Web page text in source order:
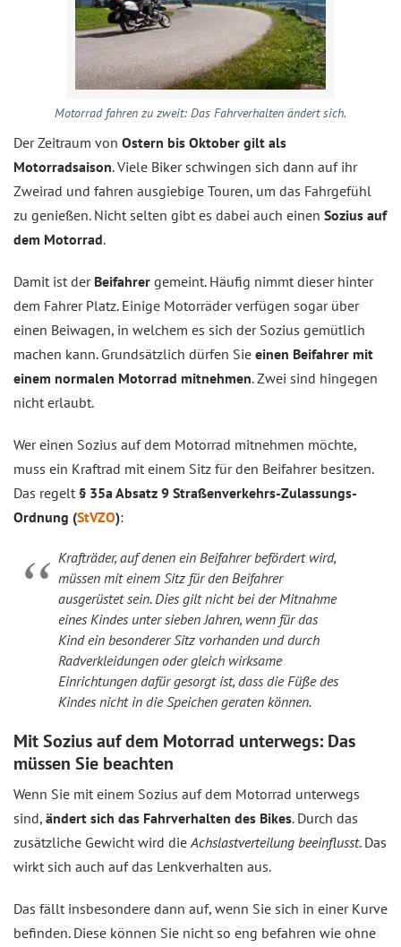
Motorrad fahren zu zweit: Das Fahrverhalten ändert sich.
Der Zeitraum von Ostern bis Oktober gilt als
Motorradsaison. Viele Biker schwingen sich dann auf ihr
Zweirad und fahren ausgiebige Touren, um das Fahrgefühl
zu genießen. Nicht selten gibt es dabei auch einen Sozius auf
dem Motorrad.
Damit ist der Beifahrer gemeint. Häufig nimmt dieser hinter
dem Fahrer Platz. Einige Motorräder verfügen sogar über
einen Beiwagen, in welchem es sich der Sozius gemütlich
machen kann. Grundsätzlich dürfen Sie einen Beifahrer mit
einem normalen Motorrad mitnehmen. Zwei sind hingegen
nicht erlaubt.
Wer einen Sozius auf dem Motorrad mitnehmen möchte,
muss ein Kraftrad mit einem Sitz für den Beifahrer besitzen.
Das regelt § 35a Absatz 9 Straßenverkehrs-Zulassungs-
Ordnung (StVZO):
Krafträder, auf denen ein Beifahrer befördert wird,
müssen mit einem Sitz für den Beifahrer
ausgerüstet sein. Dies gilt nicht bei der Mitnahme
eines Kindes unter sieben Jahren, wenn für das
Kind ein besonderer Sitz vorhanden und durch
Radverkleidungen oder gleich wirksame
Einrichtungen dafür gesorgt ist, dass die Füße des
Kindes nicht in die Speichen geraten können.
Mit Sozius auf dem Motorrad unterwegs: Das
müssen Sie beachten
Wenn Sie mit einem Sozius auf dem Motorrad unterwegs
sind, ändert sich das Fahrverhalten des Bikes. Durch das
zusätzliche Gewicht wird dieAchslastverteilung beeinflusst. Das
wirkt sich auch auf das Lenkverhalten aus.
Das fällt insbesondere dann auf, wenn Sie sich in einer Kurve
befinden. Diese können Sie nicht so eng befahren wie ohne